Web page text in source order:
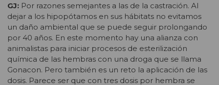
GJ: Por razones semejantes a las de la castración. Al
dejar a los hipopótamos en sus hábitats no evitamos
un daño ambiental que se puede seguir prolongando
por 40 años. En este momento hay una alianza con
animalistas para iniciar procesos de esterilización
química de las hembras con una droga que se llama
Gonacon. Pero también es un reto la aplicación de las
dosis. Parece ser que con tres dosis por hembra se